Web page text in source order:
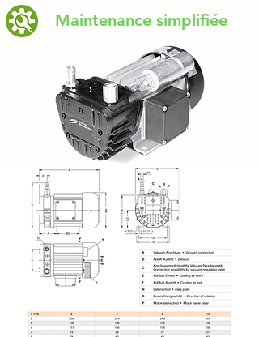
Maintenance simplifiée